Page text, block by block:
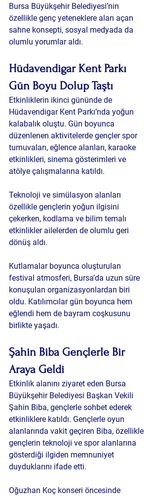
Bursa Büyükşehir Belediyesi’nin
özellikle genç yeteneklere alan açan
sahne konsepti, sosyal medyada da
olumlu yorumlar aldı.
Hüdavendigar Kent Parkı
Gün Boyu Dolup Taştı
Etkinliklerin ikinci gününde de
Hüdavendigar Kent Parkı’nda yoğun
kalabalık oluştu. Gün boyunca
düzenlenen aktivitelerde gençler spor
turnuvaları, eğlence alanları, karaoke
etkinlikleri, sinema gösterimleri ve
atölye çalışmalarına katıldı.
Teknoloji ve simülasyon alanları
özellikle gençlerin yoğun ilgisini
çekerken, kodlama ve bilim temalı
etkinlikler ailelerden de olumlu geri
dönüş aldı.
Kutlamalar boyunca oluşturulan
festival atmosferi, Bursa’da uzun süre
konuşulan organizasyonlardan biri
oldu. Katılımcılar gün boyunca hem
eğlendi hem de bayram coşkusunu
birlikte yaşadı.
Şahin Biba Gençlerle Bir
Araya Geldi
Etkinlik alanını ziyaret eden Bursa
Büyükşehir Belediyesi Başkan Vekili
Şahin Biba, gençlerle sohbet ederek
etkinliklere katıldı. Gençlerle oyun
alanlarında vakit geçiren Biba, özellikle
gençlerin teknoloji ve spor alanlarına
gösterdiği ilgiden memnuniyet
duyduklarını ifade etti.
Oğuzhan Koç konseri öncesinde